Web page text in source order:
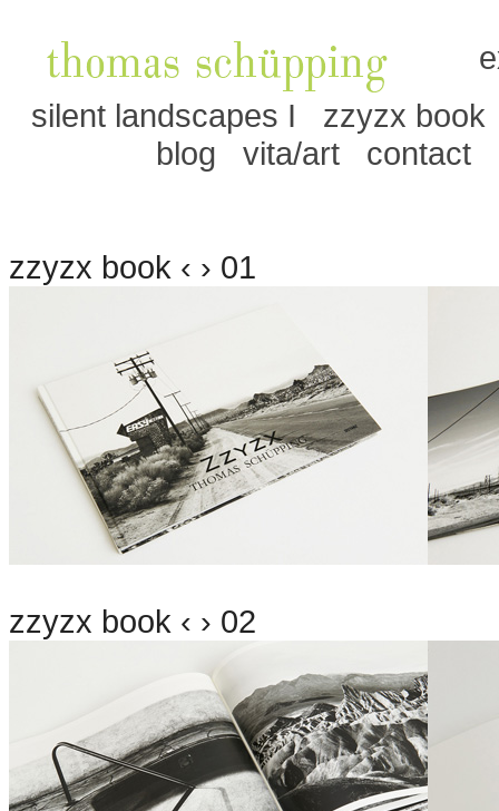
silent landscapes I
zzyzx book
blog
vita/art contact
zzyzx book ‹ › 01
zzyzx book ‹ › 02